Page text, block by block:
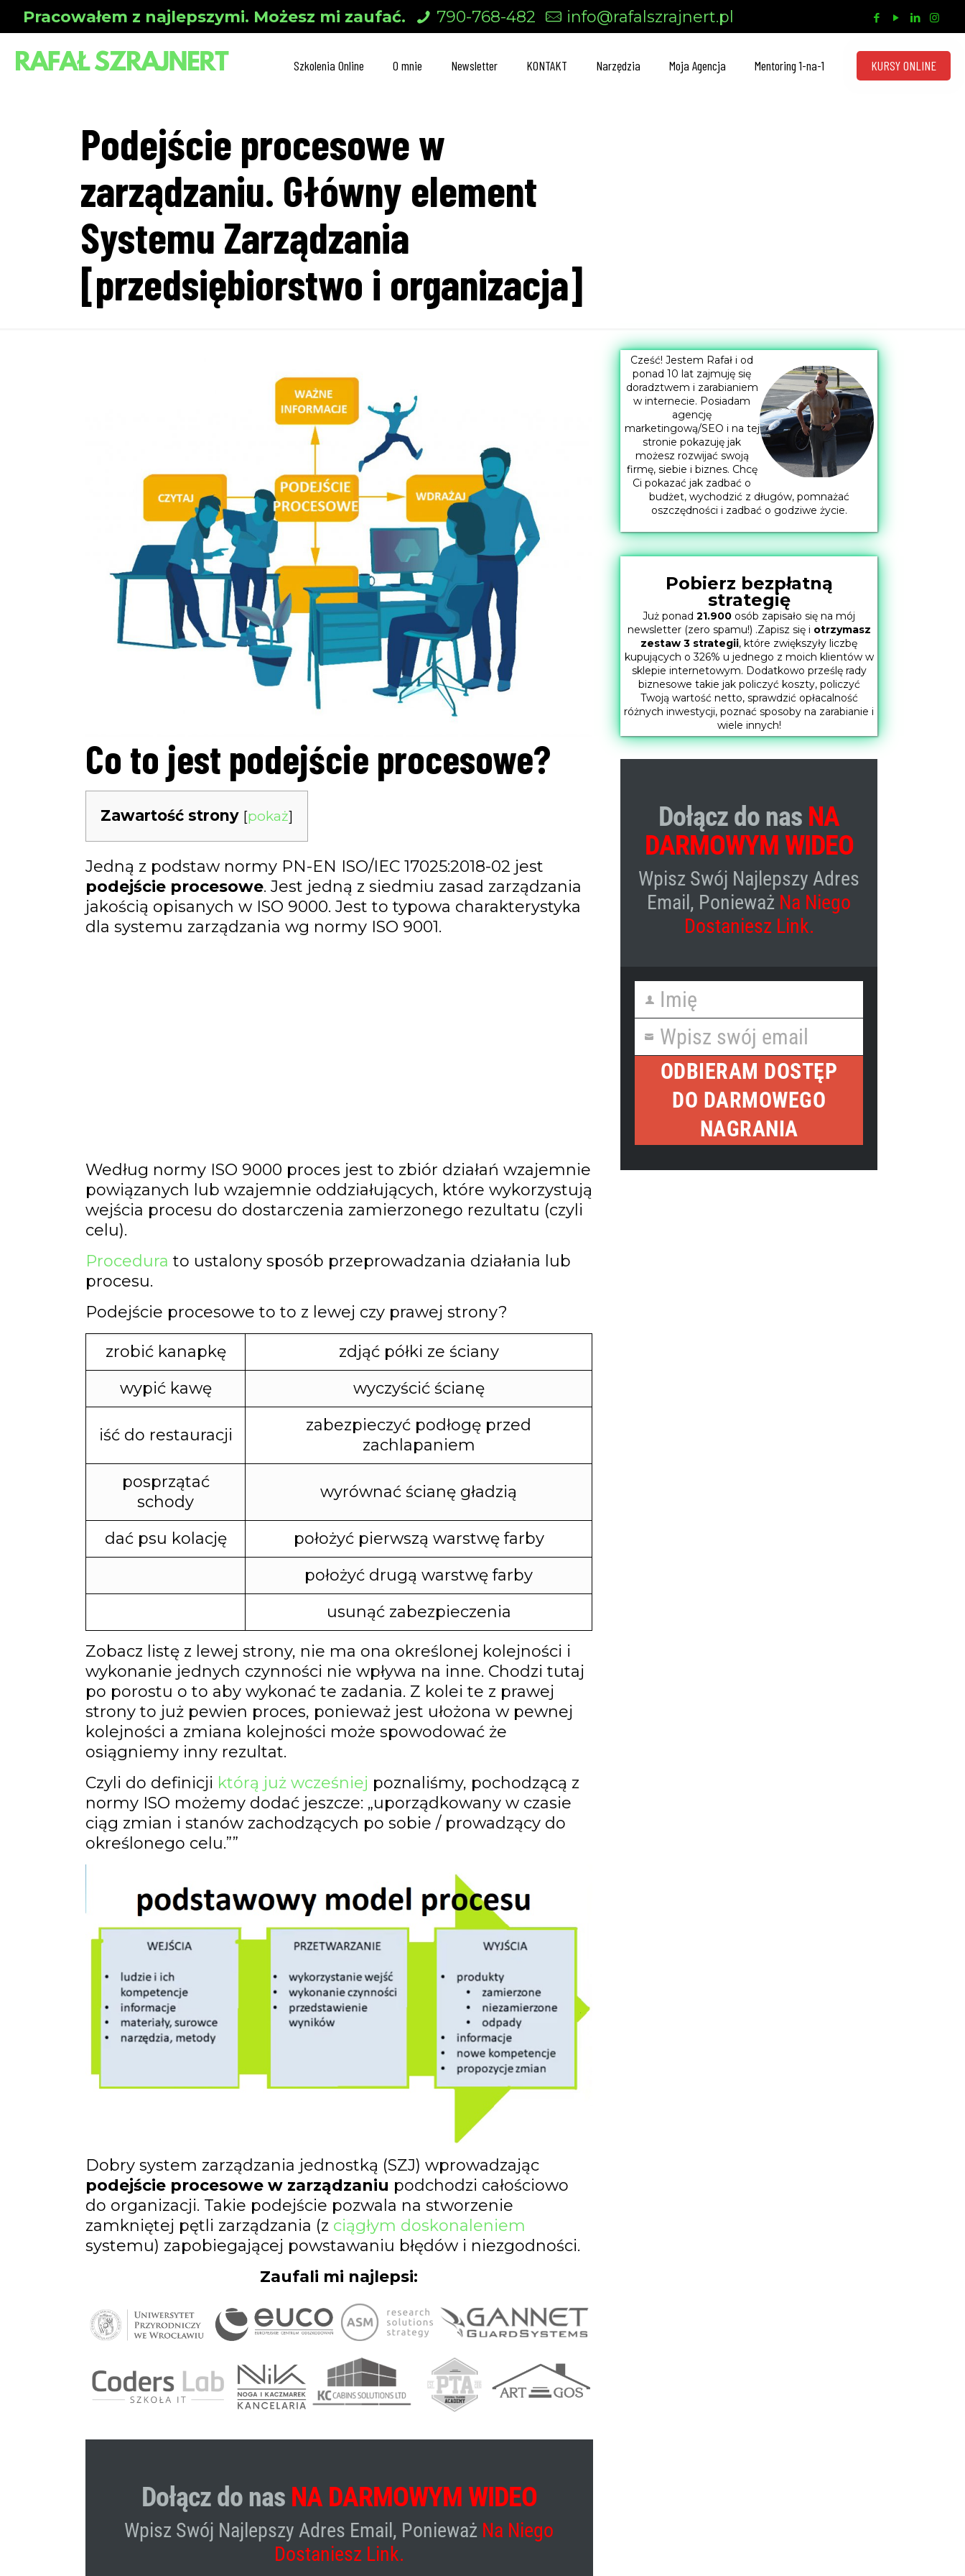
Pracowałem z najlepszymi. Możesz mi zaufać. 790-768-482 info@rafalszrajnert.pl
Szkolenia Online O mnie Newsletter KONTAKT Narzędzia Moja Agencja Mentoring 1-na-1 KURSY ONLINE
Podejście procesowe w
zarządzaniu. Główny element
Systemu Zarządzania
[przedsiębiorstwo i organizacja]
Co to jest podejście procesowe?
Zawartość strony [pokaż]
Jedną z podstaw normy PN-EN ISO/IEC 17025:2018-02 jest
podejście procesowe. Jest jedną z siedmiu zasad zarządzania
jakością opisanych w ISO 9000. Jest to typowa charakterystyka
dla systemu zarządzania wg normy ISO 9001.
Według normy ISO 9000 proces jest to zbiór działań wzajemnie
powiązanych lub wzajemnie oddziałujących, które wykorzystują
wejścia procesu do dostarczenia zamierzonego rezultatu (czyli
celu).
Procedurato ustalony sposób przeprowadzania działania lub
procesu.
Podejście procesowe to to z lewej czy prawej strony?
zrobić kanapkę
zdjąć półki ze ściany
wypić kawę
wyczyścić ścianę
iść do restauracji
zabezpieczyć podłogę przed
zachlapaniem
posprzątać
schody
wyrównać ścianę gładzią
dać psu kolację
położyć pierwszą warstwę farby
położyć drugą warstwę farby
usunąć zabezpieczenia
Zobacz listę z lewej strony, nie ma ona określonej kolejności i
wykonanie jednych czynności nie wpływa na inne. Chodzi tutaj
po porostu o to aby wykonać te zadania. Z kolei te z prawej
strony to już pewien proces, ponieważ jest ułożona w pewnej
kolejności a zmiana kolejności może spowodować że
osiągniemy inny rezultat.
Czyli do definicji którą już wcześniej poznaliśmy, pochodzącą z
normy ISO możemy dodać jeszcze: „uporządkowany w czasie
ciąg zmian i stanów zachodzących po sobie / prowadzący do
określonego celu.””
Dobry system zarządzania jednostką (SZJ) wprowadzając
podejście procesowe w zarządzaniu podchodzi całościowo
do organizacji. Takie podejście pozwala na stworzenie
zamkniętej pętli zarządzania (z ciągłym doskonaleniem
systemu) zapobiegającej powstawaniu błędów i niezgodności.
Zaufali mi najlepsi:
Dołącz do nas NA DARMOWYM WIDEO
Wpisz Swój Najlepszy Adres Email, Ponieważ Na Niego
Dostaniesz Link.
Cześć! Jestem Rafał i od
ponad 10 lat zajmuję się
doradztwem i zarabianiem
w internecie. Posiadam
agencję
marketingową/SEO i na tej
stronie pokazuję jak
możesz rozwijać swoją
firmę, siebie i biznes. Chcę
Ci pokazać jak zadbać o
budżet, wychodzić z długów, pomnażać
oszczędności i zadbać o godziwe życie.
Pobierz bezpłatną
strategię
Już ponad 21.900 osób zapisało się na mój
newsletter (zero spamu!) .Zapisz się i otrzymasz
zestaw 3 strategii, które zwiększyły liczbę
kupujących o 326% u jednego z moich klientów w
sklepie internetowym. Dodatkowo prześlę rady
biznesowe takie jak policzyć koszty, policzyć
Twoją wartość netto, sprawdzić opłacalność
różnych inwestycji, poznać sposoby na zarabianie i
wiele innych!
Dołącz do nas NA
DARMOWYM WIDEO
Wpisz Swój Najlepszy Adres
Email, Ponieważ Na Niego
Dostaniesz Link.
First
Name
Imię
Your
email
Wpisz swój email
ODBIERAM DOSTĘP
DO DARMOWEGO
NAGRANIA
Dołącz do nasNA ŻYWO
Nie przegap wydarzeń live, podczas których omawiamy różne tematy i odpowiadamy na pytania, które pomogą Ci
wyprzedzić konkurencję. Zarejestruj się na spotkania, których gospodarzem jest CEO UniqueSEO - Rafał Szrajnert.
Live odbywa się 1 w miesiącu io terminie powiadamiamy tylko subskrybentów email.
First
Name
Imię
EmailWpisz swój email